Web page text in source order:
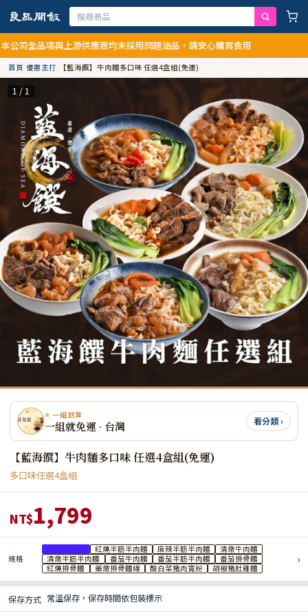
項與上游供應商均未採用問題油品，請安心購買食用
首頁/優惠主打/ 【藍海饌】牛肉麵多口味 任選4盒組(免運)
1 / 1
⭐ 一組划算
一組就免運 · 台灣 看分類 ›
【藍海饌】牛肉麵多口味 任選4盒組(免運)
多口味任選4盒組
NT$1,799
規格
紅燒半筋半肉麵 麻辣半筋半肉麵
清燉牛肉麵
清燉半筋半肉麵
番茄牛肉麵 番茄半筋半肉麵
番茄排骨麵
紅燒排骨麵
藥燉排骨麵線 酸白菜豬肉寬粉 胡椒豬肚雞麵
›
保存方式 常溫保存，保存時間依包裝標示